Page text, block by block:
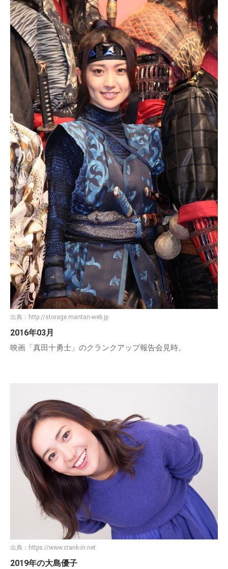
出典： http://storage.mantan-web.jp
2016年03月
映画「真田十勇士」のクランクアップ報告会見時。
出典： https://www.crank-in.net
2019年の大島優子